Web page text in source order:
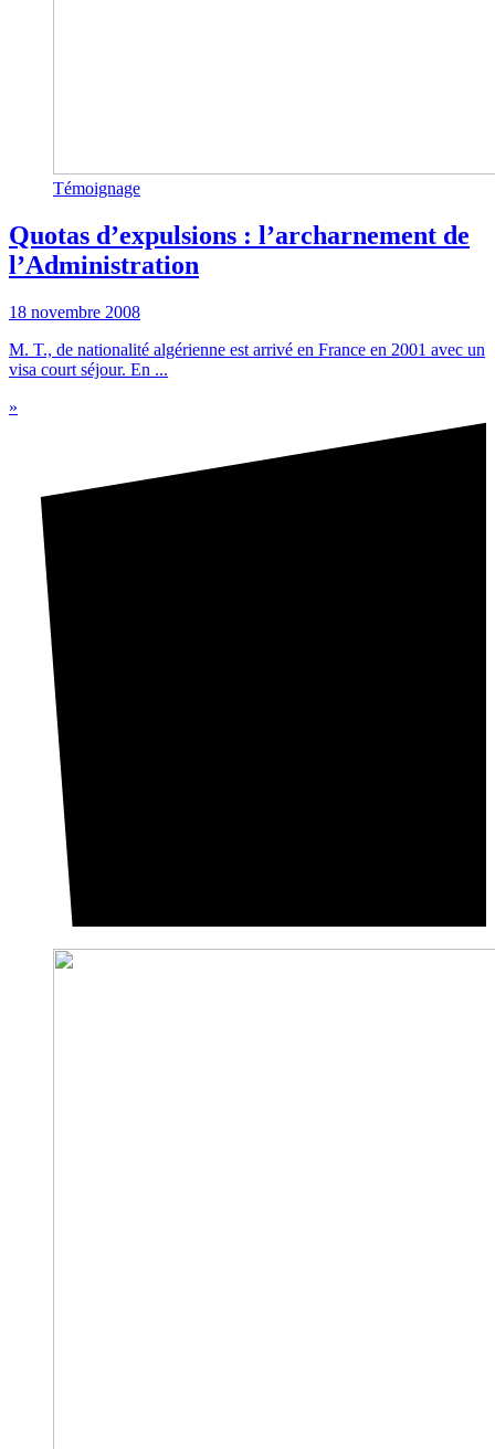
Témoignage
Quotas d’expulsions : l’archarnement de
l’Administration
18 novembre 2008
M. T., de nationalité algérienne est arrivé en France en 2001 avec un
visa court séjour. En ...
»